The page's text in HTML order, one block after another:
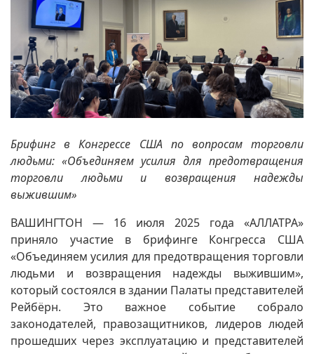
Брифинг в Конгрессе США по вопросам торговли
людьми: «Объединяем усилия для предотвращения
торговли людьми и возвращения надежды
выжившим»
ВАШИНГТОН — 16 июля 2025 года «АЛЛАТРА»
приняло участие в брифинге Конгресса США
«Объединяем усилия для предотвращения торговли
людьми и возвращения надежды выжившим»,
который состоялся в здании Палаты представителей
Рейбёрн. Это важное событие собрало
законодателей, правозащитников, лидеров людей
прошедших через эксплуатацию и представителей